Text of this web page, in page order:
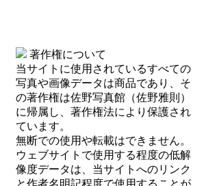
著作権について
当サイトに使用されているすべての
写真や画像データは商品であり、そ
の著作権は佐野写真館（佐野雅則）
に帰属し、著作権法により保護され
ています。
無断での使用や転載はできません。
ウェブサイトで使用する程度の低解
像度データは、当サイトへのリンク
と作者名明記程度で使用することが